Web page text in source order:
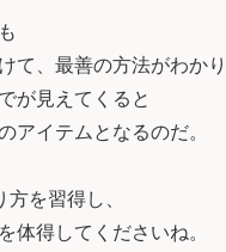
て、最善の方法がわかり
が見えてくると
アイテムとなるのだ。
を習得し、
体得してくださいね。